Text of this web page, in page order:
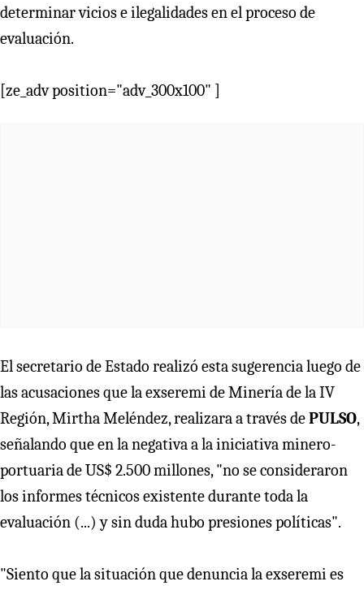
determinar vicios e ilegalidades en el proceso de
evaluación.
[ze_adv position="adv_300x100" ]
El secretario de Estado realizó esta sugerencia luego de
las acusaciones que la exseremi de Minería de la IV
Región, Mirtha Meléndez, realizara a través dePULSO,
señalando que en la negativa a la iniciativa minero-
portuaria de US$ 2.500 millones, "no se consideraron
los informes técnicos existente durante toda la
evaluación (...) y sin duda hubo presiones políticas".
"Siento que la situación que denuncia la exseremi es